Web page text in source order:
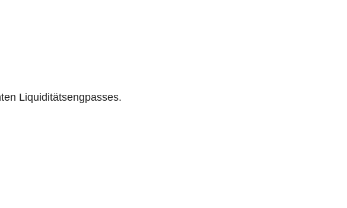
Liquiditätsengpasses.